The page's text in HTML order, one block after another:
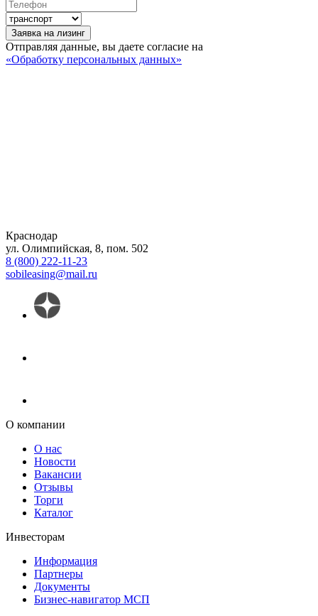
Заявка на лизинг
Отправляя данные, вы даете согласие на
«Обработку персональных данных»
Краснодар
ул. Олимпийская, 8, пом. 502
8 (800) 222-11-23
sobileasing@mail.ru
О компании
О нас
Новости
Вакансии
Отзывы
Торги
Каталог
Инвесторам
Информация
Партнеры
Документы
Бизнес-навигатор МСП